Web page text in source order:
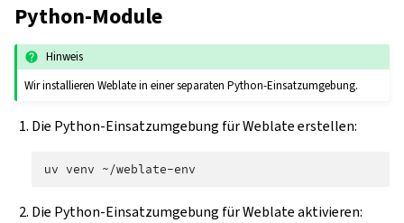
Python-Module
Hinweis
Wir installieren Weblate in einer separaten Python-Einsatzumgebung.
Die Python-Einsatzumgebung für Weblate erstellen:
uv venv
Die Python-Einsatzumgebung für Weblate aktivieren: